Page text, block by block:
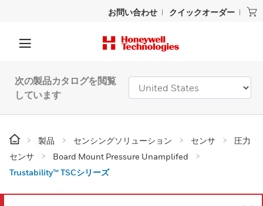
お問い合わせ クイックオーダー
次の製品カタログを閲覧
しています
製品 センシングソリューション センサ
圧力
センサ
Board Mount Pressure Unamplifed
Trustability™ TSCシリーズ